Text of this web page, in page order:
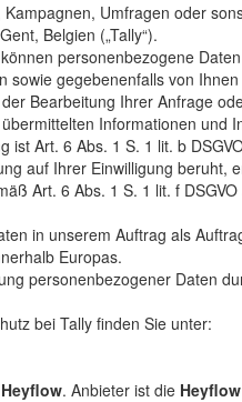
Umfragen oder
Belgien („Tally“).
personenbezogene
sowie gegebenenfalls von
Bearbeitung Ihrer Anfrage
Informationen und
ist Art. 6 Abs. 1 S. 1 lit. b
auf Ihrer Einwilligung
Art. 6 Abs. 1 S. 1 lit. f
in unserem Auftrag als
Europas.
personenbezogener Daten
bei Tally finden Sie unter:
Heyflow. Anbieter ist die